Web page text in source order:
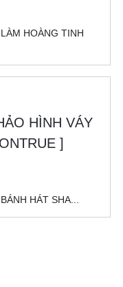
HOÀNG TINH
HÁT SHA...